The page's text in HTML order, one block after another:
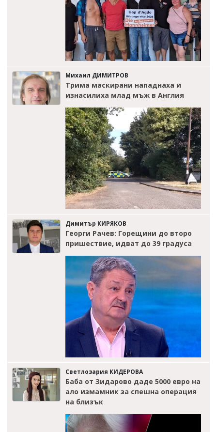
Михаил ДИМИТРОВ
Трима маскирани нападнаха и
изнасилиха млад мъж в Англия
Димитър КИРЯКОВ
Георги Рачев: Горещини до второ
пришествие, идват до 39 градуса
Светлозария КИДЕРОВА
Баба от Зидарово даде 5000 евро на
ало измамник за спешна операция
на близък